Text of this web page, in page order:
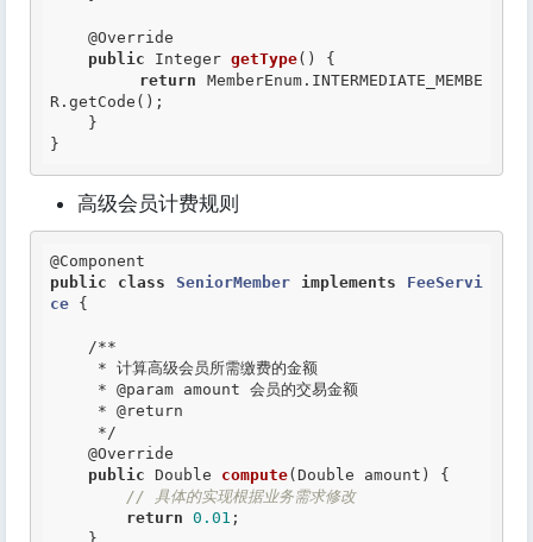
@Override
public Integer getType() {
return MemberEnum.INTERMEDIATE_MEMBE
R.getCode();
}
高级会员计费规则
@Component
public
class SeniorMember implements
FeeServi
ce {
/**
     *
@param amount 会员的交易金额
     *
@return
     */
@Override
public Double compute(Double amount) {
// 具体的实现根据业务需求修改
return 0.01 ;